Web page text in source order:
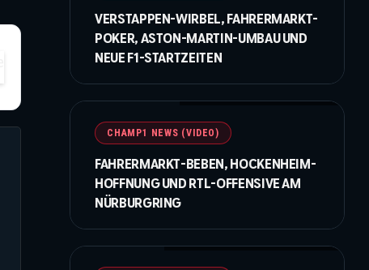
VERSTAPPEN-WIRBEL, FAHRERMARKT-
POKER, ASTON-MARTIN-UMBAU UND
NEUE F1-STARTZEITEN
CHAMP1 NEWS (VIDEO)
FAHRERMARKT-BEBEN, HOCKENHEIM-
HOFFNUNG UND RTL-OFFENSIVE AM
NÜRBURGRING